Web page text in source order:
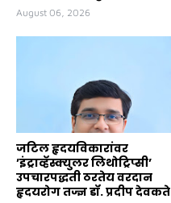
August 06, 2026
जटिल हृदयविकारांवर
’इंट्राव्हॅस्क्युलर लिथोट्रिप्सी’
उपचारपद्धती ठरतेय वरदान
हृदयरोग तज्ज्ञ डॉ. प्रदीप देवकते